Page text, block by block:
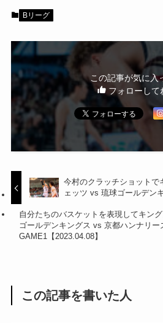
Bリーグ
この記事が気に入
フォローして
今村のクラッチショット
ェッツ vs 琉球ゴールデン
自分たちのバスケットを表現してキン
ゴールデンキングス vs 京都ハンナリー
GAME1【2023.04.08】
この記事を書いた人